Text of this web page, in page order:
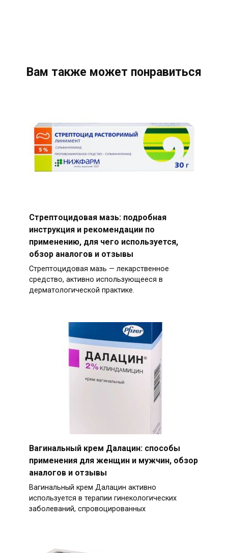
Вам также может понравиться
Стрептоцидовая мазь: подробная
инструкция и рекомендации по
применению, для чего используется,
обзор аналогов и отзывы
Стрептоцидовая мазь — лекарственное
средство, активно использующееся в
дерматологической практике.
Вагинальный крем Далацин: способы
применения для женщин и мужчин, обзор
аналогов и отзывы
Вагинальный крем Далацин активно
используется в терапии гинекологических
заболеваний, спровоцированных